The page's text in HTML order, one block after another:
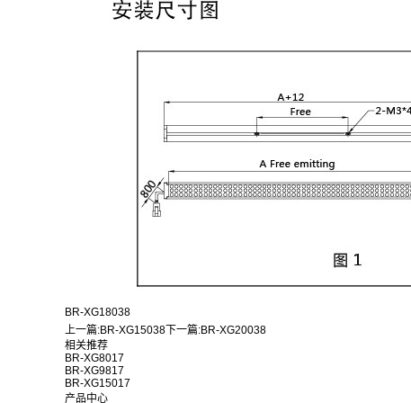
BR-XG18038
上一篇:BR-XG15038 下一篇:BR-XG20038
相关推荐
BR-XG8017
BR-XG9817
BR-XG15017
产品中心